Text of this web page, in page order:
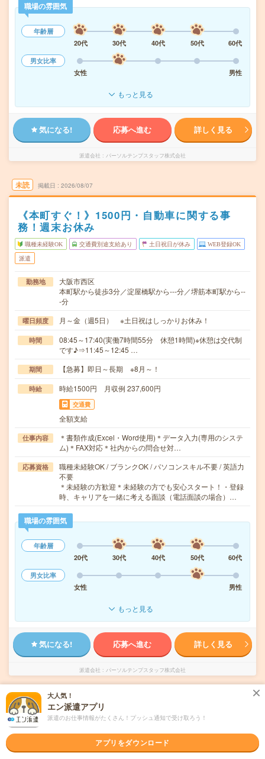
職場の雰囲気
年齢層
20代
30代 40代 50代
60代
男女比率
女性
男性
もっと見る
気になる! 応募へ進む 詳しく見る
派遣会社 パーソルテンプスタッフ株式会社
未読 掲載日 2026/08/07
《本町すぐ！》1500円・自動車に関する事
務！週末お休み
職種未経験OK 交通費別途支給あり 土日祝日が休み WEB登録OK
派遣
勤務地
大阪市西区
本町駅から徒歩3分／淀屋橋駅から---分／堺筋本町駅から--
-分
曜日頻度 月～金（週5日） ※土日祝はしっかりお休み！
時間
08:45～17:40(実働7時間55分 休憩1時間)※休憩は交代制
です♪⇒11:45～12:45 …
期間 【急募】即日～長期 ※8月～！
時給 時給1500円 月収例 237,600円
交通費
全額支給
仕事内容
＊書類作成(Excel・Word使用)＊データ入力(専用のシステ
ム)＊FAX対応＊社内からの問合せ対…
応募資格
職種未経験OK / ブランクOK / パソコンスキル不要 / 英語力
不要
＊未経験の方歓迎＊未経験の方でも安心スタート！・登録
時、キャリアを一緒に考える面談（電話面談の場合）…
職場の雰囲気
年齢層
20代
30代 40代 50代
60代
男女比率
女性
男性
もっと見る
気になる! 応募へ進む 詳しく見る
派遣会社 パーソルテンプスタッフ株式会社
未読 掲載日 2026/08/07
正社員登用実績あり＊【高時給1550円】派遣
スタッフ活躍中！長期！カンタン事務
大人気！
エン派遣アプリ
派遣のお仕事情報がたくさん！プッシュ通知で受け取ろう！
アプリをダウンロード